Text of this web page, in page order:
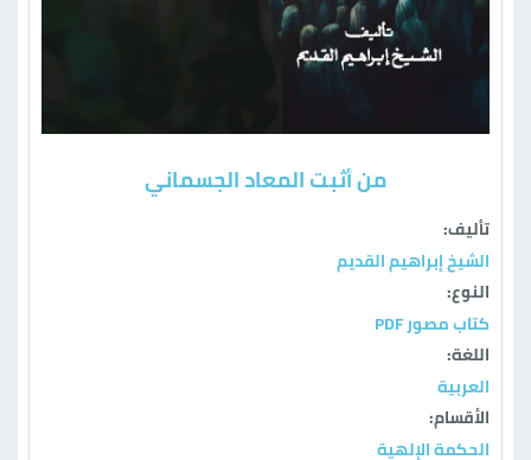
من أثبت المعاد الجسماني
تأليف:
الشيخ إبراهيم القديم
النوع:
كتاب مصور PDF
اللغة:
العربية
الأقسام:
الحكمة الإلهية